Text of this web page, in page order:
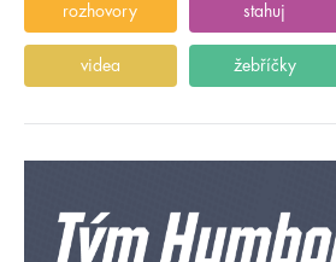
rozhovory stahuj
videa žebříčky